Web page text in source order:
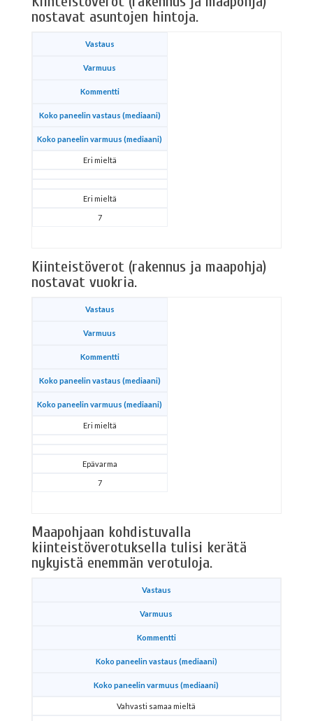
nostavat asuntojen hintoja.
Vastaus
Varmuus
Kommentti
Koko paneelin vastaus (mediaani)
Koko paneelin varmuus (mediaani)
Eri mieltä
Eri mieltä
7
Kiinteistöverot (rakennus ja maapohja)
nostavat vuokria.
Vastaus
Varmuus
Kommentti
Koko paneelin vastaus (mediaani)
Koko paneelin varmuus (mediaani)
Eri mieltä
Epävarma
7
Maapohjaan kohdistuvalla
kiinteistöverotuksella tulisi kerätä
nykyistä enemmän verotuloja.
Vastaus
Varmuus
Kommentti
Koko paneelin vastaus (mediaani)
Koko paneelin varmuus (mediaani)
Vahvasti samaa mieltä